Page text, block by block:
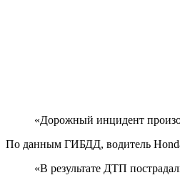
«Дорожный инцидент
По данным ГИБДД, водитель Honda
«В результате ДТП